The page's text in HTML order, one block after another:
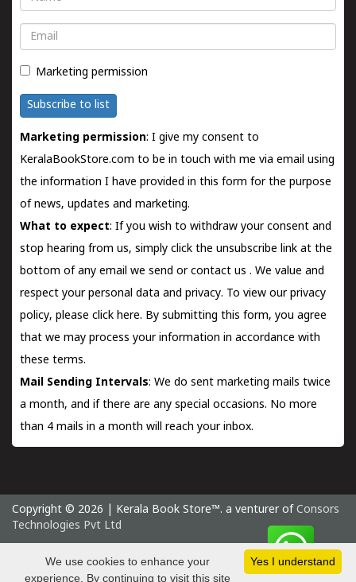
Email
Marketing permission
Subscribe to list
Marketing permission: I give my consent to
KeralaBookStore.com to be in touch with me via email using
the information I have provided in this form for the purpose
of news, updates and marketing.
What to expect: If you wish to withdraw your consent and
stop hearing from us, simply click the unsubscribe link at the
bottom of any email we send orcontact us . We value and
respect your personal data and privacy. To view our privacy
policy, please click here. By submitting this form, you agree
that we may process your information in accordance with
these terms.
Mail Sending Intervals: We do sent marketing mails twice
a month, and if there are any special occasions. No more
than 4 mails in a month will reach your inbox.
Copyright © 2026 | Kerala Book Store™. a venturer of Consors
Technologies Pvt Ltd
Friday 7 August, 2026 IST
Yes I understand
We use cookies to enhance your
experience. By continuing to visit this site